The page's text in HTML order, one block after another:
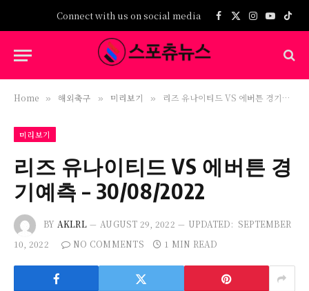
Connect with us on social media Facebook
X
Instagram
Home » 해외축구 » 미리보기 » 리즈 유나이티드 VS 에버튼 경기예측 – 30/08/2022
미리보기
리즈 유나이티드 VS 에버튼 경
기예측 – 30/08/2022
BY AKLRL AUGUST 29, 2022 UPDATED: SEPTEMBER
10, 2022
NO COMMENTS 1 MIN READ